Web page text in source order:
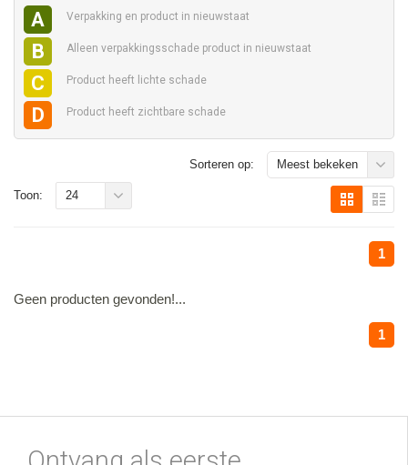
A Verpakking en product in nieuwstaat
B Alleen verpakkingsschade product in nieuwstaat
C Product heeft lichte schade
D Product heeft zichtbare schade
Sorteren op: Meest bekeken
1
Toon: 24
Geen producten gevonden!...
1